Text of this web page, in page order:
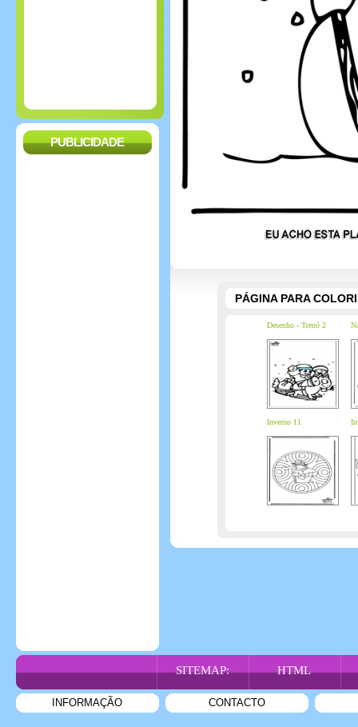
PUBLICIDADE
PÁGINA PARA
Desenho - Trenó 2
Inverno 11
SITEMAP: HTML
INFORMAÇÃO CONTACTO